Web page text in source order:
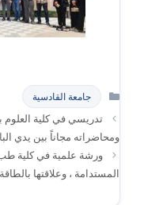
التصنيفات
جامعة القادسية
تدريسي في كلية العلوم
ومحاضراته مجاناً بين يدي
ورشة علمية في كلية طب
المستدامة ، وعلاقتها